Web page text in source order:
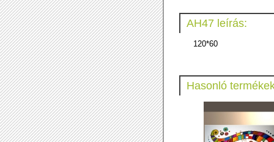
AH47 leírás:
120*60
Hasonló